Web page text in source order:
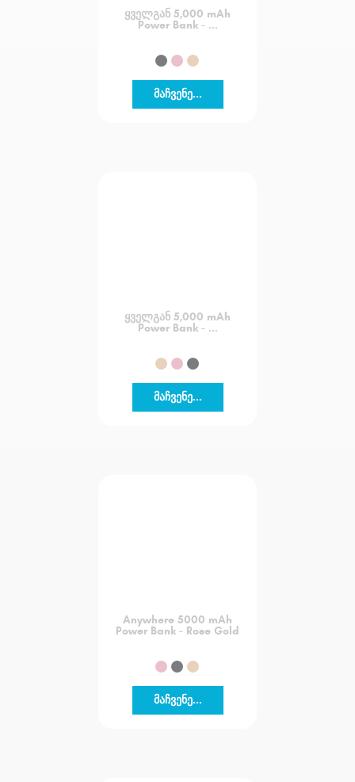
ყველგან 5,000 mAh
Power Bank - ...
მაჩვენე...
ყველგან 5,000 mAh
Power Bank - ...
მაჩვენე...
Anywhere 5000 mAh
Power Bank - Rose Gold
მაჩვენე...